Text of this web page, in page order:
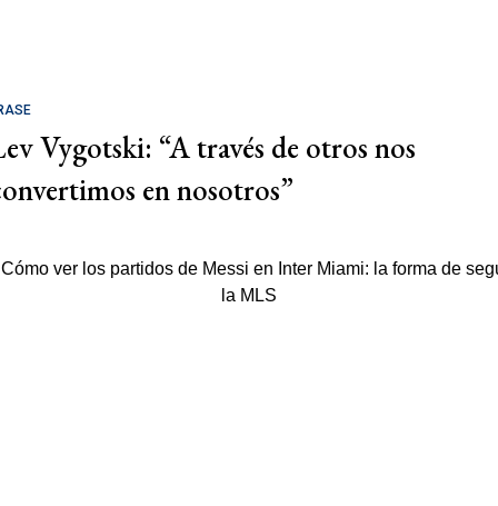
Vygotski: “A través de otros nos
en nosotros”